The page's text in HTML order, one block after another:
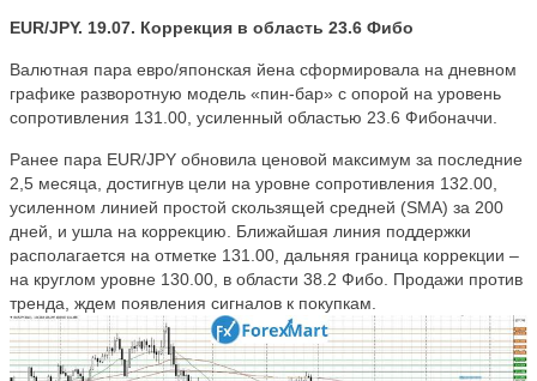
EUR/JPY. 19.07. Коррекция в область 23.6 Фибо
Валютная пара евро/японская йена сформировала на дневном
графике разворотную модель «пин-бар» с опорой на уровень
сопротивления 131.00, усиленный областью 23.6 Фибоначчи.
Ранее пара EUR/JPY обновила ценовой максимум за последние
2,5 месяца, достигнув цели на уровне сопротивления 132.00,
усиленном линией простой скользящей средней (SMA) за 200
дней, и ушла на коррекцию. Ближайшая линия поддержки
располагается на отметке 131.00, дальняя граница коррекции –
на круглом уровне 130.00, в области 38.2 Фибо. Продажи против
тренда, ждем появления сигналов к покупкам.